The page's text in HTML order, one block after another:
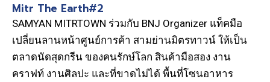
Mitr The Earth#2
SAMYAN MITRTOWN ร่วมกับ BNJ Organizer แท็คมือ
เปลี่ยนลานหน้าศูนย์การค้า สามย่านมิตรทาวน์ ให้เป็น
ตลาดนัดสุดกรีน ของคนรักษ์โลก สินค้ามือสอง งาน
คราฟท์ งานศิลปะ และที่ขาดไม่ได้ พื้นที่โซนอาหาร